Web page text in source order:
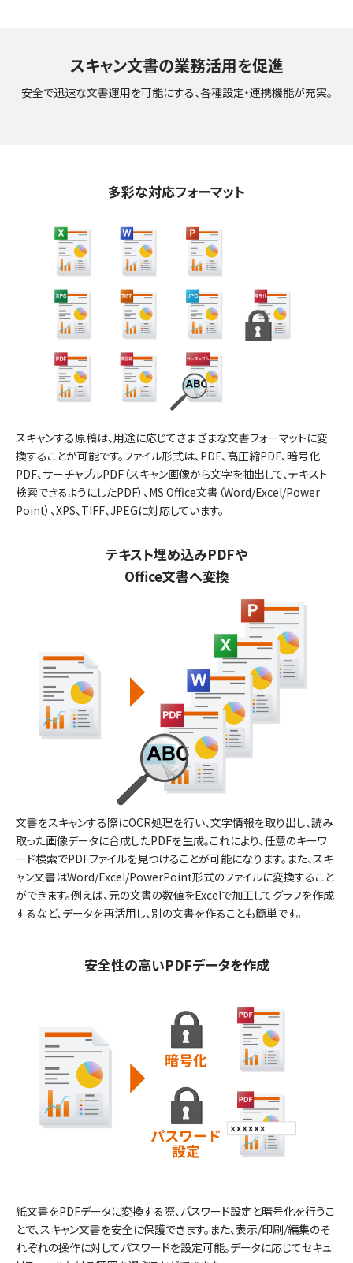
スキャン文書の業務活用を促進
安全で迅速な文書運用を可能にする、各種設定・連携機能が充実。
多彩な対応フォーマット
スキャンする原稿は、用途に応じてさまざまな文書フォーマットに変
換することが可能です。ファイル形式は、PDF、高圧縮PDF、暗号化
PDF、サーチャブルPDF（スキャン画像から文字を抽出して、テキスト
検索できるようにしたPDF）、MS Office文書（Word/Excel/Power
Point）、XPS、TIFF、JPEGに対応しています。
テキスト埋め込みPDFや
Office文書へ変換
文書をスキャンする際にOCR処理を行い、文字情報を取り出し、読み
取った画像データに合成したPDFを生成。これにより、任意のキーワ
ード検索でPDFファイルを見つけることが可能になります。また、スキ
ャン文書はWord/Excel/PowerPoint形式のファイルに変換すること
ができます。例えば、元の文書の数値をExcelで加工してグラフを作成
するなど、データを再活用し、別の文書を作ることも簡単です。
安全性の高いPDFデータを作成
紙文書をPDFデータに変換する際、パスワード設定と暗号化を行うこ
とで、スキャン文書を安全に保護できます。また、表示/印刷/編集のそ
れぞれの操作に対してパスワードを設定可能。データに応じてセキュ